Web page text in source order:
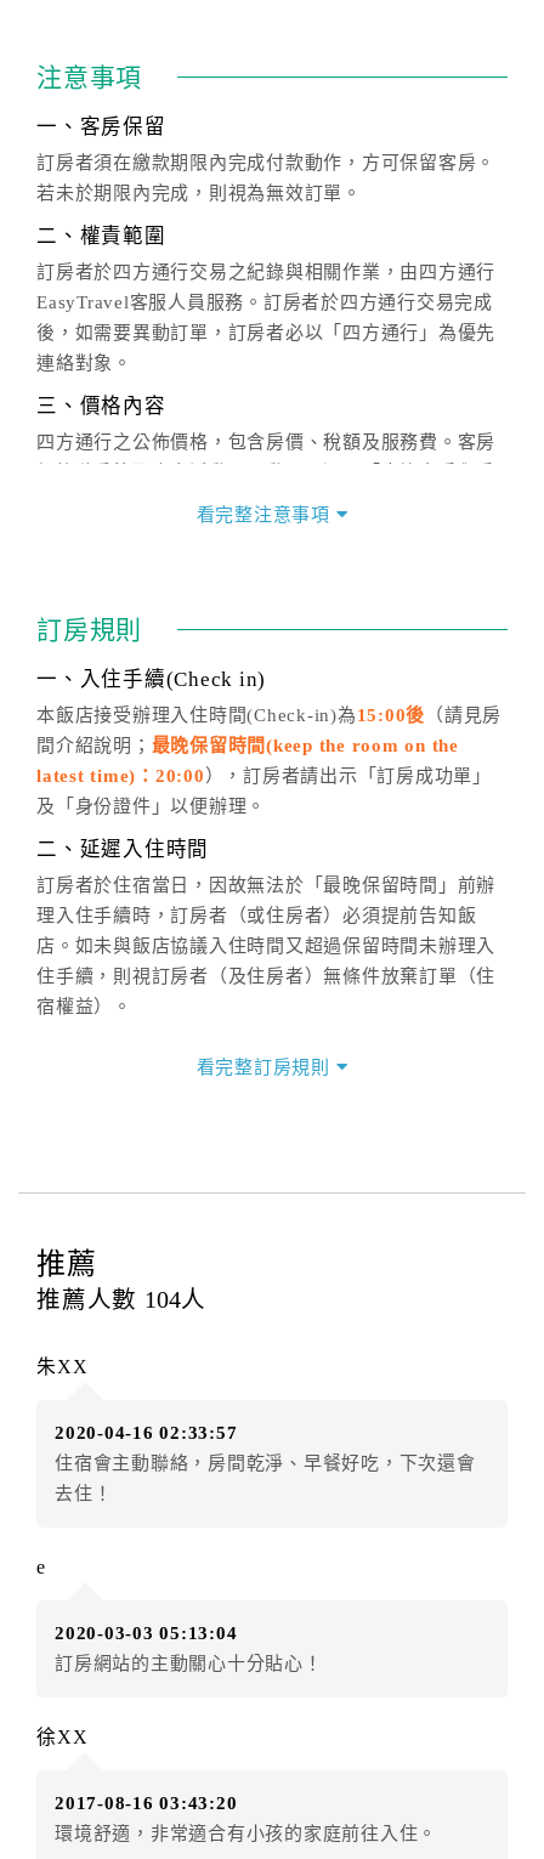
注意事項
一、客房保留
訂房者須在繳款期限內完成付款動作，方可保留客房。
若未於期限內完成，則視為無效訂單。
二、權責範圍
訂房者於四方通行交易之紀錄與相關作業，由四方通行
EasyTravel客服人員服務。訂房者於四方通行交易完成
後，如需要異動訂單，訂房者必以「四方通行」為優先
連絡對象。
三、價格內容
四方通行之公佈價格，包含房價、稅額及服務費。客房
價」之當日價格為標準。
話方式異動訂單。
※非客服時間之申辦異動，皆為次日計算及辦理。
五、客服時間
週一至週日，上午9:00～晚上6:00
六、聯絡方式
(07)9682715 。
看完整注意事項
訂房規則
一、入住手續(Check in)
本飯店接受辦理入住時間(Check-in)為15:00後 （請見房
間介紹說明； 最晚保留時間(keep the room on the
latest time)：20:00 ），訂房者請出示「訂房成功單」
及「身份證件」以便辦理。
二、延遲入住時間
訂房者於住宿當日，因故無法於「最晚保留時間」前辦
理入住手續時，訂房者（或住房者）必須提前告知飯
店。如未與飯店協議入住時間又超過保留時間未辦理入
住手續，則視訂房者（及住房者）無條件放棄訂單（住
宿權益）。
四、訂單異動
提出申辦不得異動訂單。
每筆訂單異動限定 乙
辦理取消退款。
房者應補足差額。（限原訂飯店）
房者不得要求退其差額。（限原訂飯店）
五、保留住宿權益(保留住房)
（提出申辦日為保留起算日）
店客滿，敬請及早計畫，如逾時未提出申辦，視同無條
件放棄訂單（住宿權益）。 （限原訂飯店使用）
得辦理取消退款。
．訂單異動後，訂單費用總計小於原訂單費用總計時，
看完整訂房規則
推薦
推薦人數 104人
朱XX
2020-04-16 02:33:57
住宿會主動聯絡，房間乾淨、早餐好吃，下次還會
去住！
e
2020-03-03 05:13:04
訂房網站的主動關心十分貼心！
徐XX
2017-08-16 03:43:20
環境舒適，非常適合有小孩的家庭前往入住。